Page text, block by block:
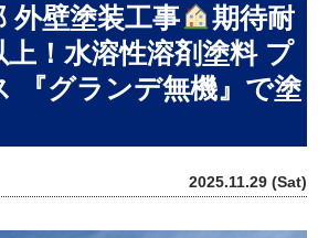
外壁塗装工事
期待耐
上！水溶性溶剤塗料 プ
『グランデ無機』で塗
2025.11.29 (Sat)